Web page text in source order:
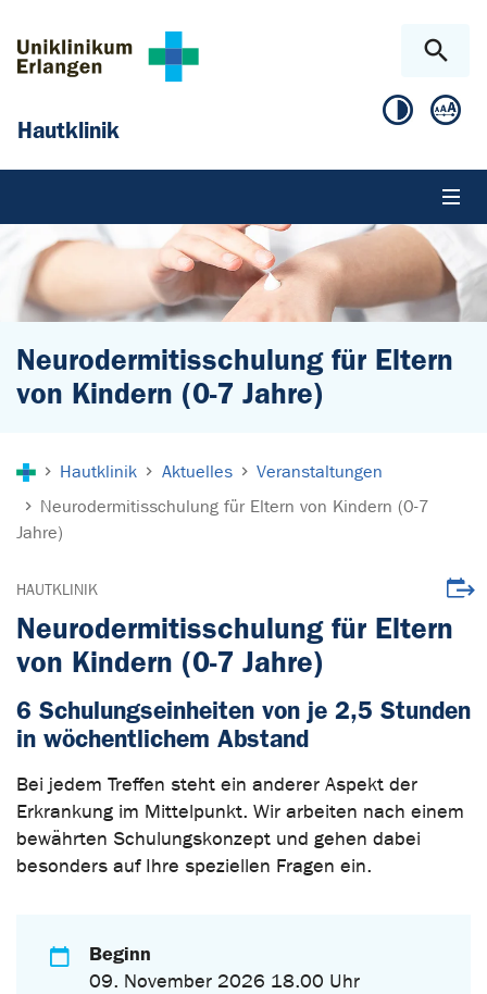
Hautklinik
Neurodermitisschulung für Eltern
von Kindern (0-7 Jahre)
Hautklinik Aktuelles
Veranstaltungen
Neurodermitisschulung für Eltern von Kindern (0-7
Jahre)
HAUTKLINIK
Neurodermitisschulung für Eltern
von Kindern (0-7 Jahre)
6 Schulungseinheiten von je 2,5 Stunden
in wöchentlichem Abstand
Bei jedem Treffen steht ein anderer Aspekt der
Erkrankung im Mittelpunkt. Wir arbeiten nach einem
bewährten Schulungskonzept und gehen dabei
besonders auf Ihre speziellen Fragen ein.
Beginn
09. November 2026 18.00 Uhr